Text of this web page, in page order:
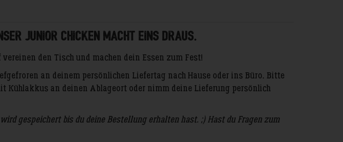
Junior Chicken macht eins draus.
den Tisch und machen dein Essen zum Fest!
an deinem persönlichen Liefertag nach Hause oder ins Büro. Bitte
Kühlakkus an deinen Ablageort oder nimm deine Lieferung persönlich
gespeichert bis du deine Bestellung erhalten hast. ;) Hast du Fragen zum